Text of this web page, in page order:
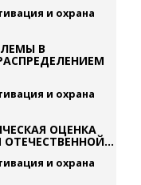
и охрана
В
и охрана
ОЦЕНКА
и охрана